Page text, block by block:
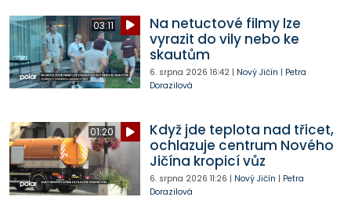
03:11
Na netuctové filmy lze
vyrazit do vily nebo ke
skautům
6. srpna 2026 16:42| Nový Jičín | Petra
Dorazilová
01:20
Když jde teplota nad třicet,
ochlazuje centrum Nového
Jičína kropicí vůz
6. srpna 2026 11:26 | Nový Jičín | Petra
Dorazilová